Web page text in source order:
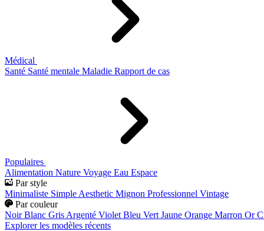
Médical
Santé Santé mentale Maladie Rapport de cas
Populaires
Alimentation Nature Voyage Eau Espace
Par style
Minimaliste Simple Aesthetic Mignon Professionnel Vintage
Par couleur
Noir Blanc Gris Argenté Violet Bleu Vert Jaune Orange Marron Or
Explorer les modèles récents